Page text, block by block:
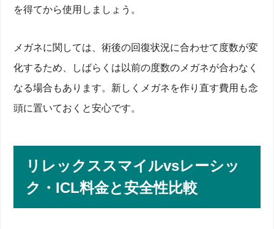
を得てから使用しましょう。
メガネに関しては、術後の回復状況に合わせて度数が変
化するため、しばらくは以前の度数のメガネが合わなく
なる場合もあります。新しくメガネを作り直す費用も念
頭に置いておくと安心です。
リレックススマイルvsレーシッ
ク・ICL料金と安全性比較